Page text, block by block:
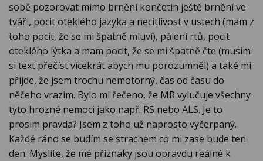
sobě pozorovat mimo brnění končetin ještě brnění ve
tváři, pocit oteklého jazyka a necitlivost v ustech (mam z
toho pocit, že se mi špatně mluví), pálení rtů, pocit
oteklého lýtka a mam pocit, že se mi špatně čte (musim
si text přečíst vícekrát abych mu porozumněl) a také mi
přijde, že jsem trochu nemotorný, čas od času do
něčeho vrazim. Bylo mi řečeno, že MR vylučuje všechny
tyto hrozné nemoci jako např. RS nebo ALS. Je to
prosim pravda? Jsem z toho už naprosto vyčerpaný.
Každé ráno se budím se strachem co mi zase bude ten
den. Myslíte, že mé příznaky jsou opravdu reálné k